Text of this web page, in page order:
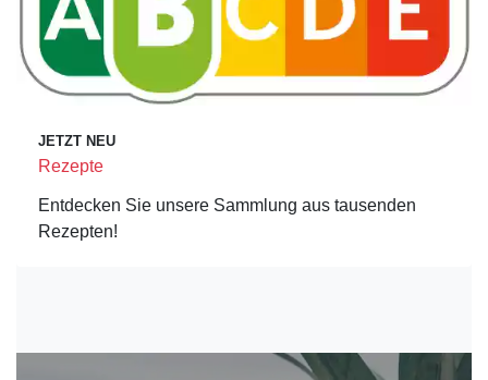
JETZT NEU
Rezepte
Entdecken Sie unsere Sammlung aus tausenden
Rezepten!